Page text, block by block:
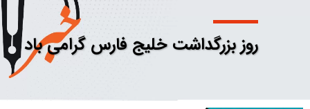
روز بزرگداشت خلیج فارس گرامی باد